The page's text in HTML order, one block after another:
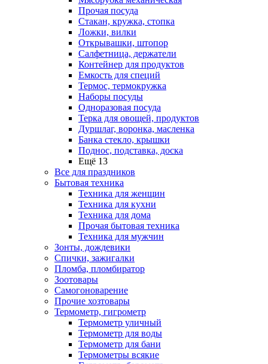
Прочая посуда
Стакан, кружка, стопка
Ложки, вилки
Открывашки, штопор
Салфетница, держатели
Контейнер для продуктов
Емкость для специй
Термос, термокружка
Наборы посуды
Одноразовая посуда
Терка для овощей, продуктов
Дуршлаг, воронка, масленка
Банка стекло, крышки
Поднос, подставка, доска
Ещё 13
Все для праздников
Бытовая техника
Техника для женщин
Техника для кухни
Техника для дома
Прочая бытовая техника
Техника для мужчин
Зонты, дождевики
Спички, зажигалки
Пломба, пломбиратор
Зоотовары
Самогоноварение
Прочие хозтовары
Термометр, гигрометр
Термометр уличный
Термометр для воды
Термометр для бани
Термометры всякие